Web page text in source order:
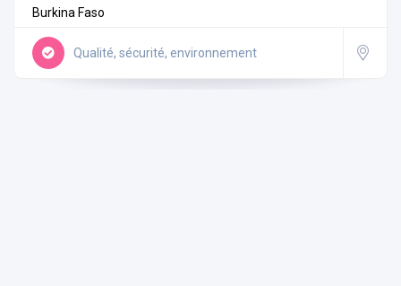
Burkina Faso
Qualité, sécurité, environnement